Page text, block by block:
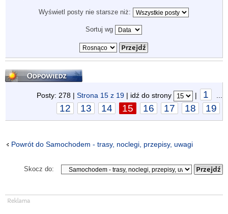
Wyświetl posty nie starsze niż:
Sortuj wg
Odpowiedz
Posty: 278 | Strona 15 z 19 | idź do strony | 1 ...
12 13 14 15 16 17 18 19
Powrót do Samochodem - trasy, noclegi, przepisy, uwagi
Skocz do: